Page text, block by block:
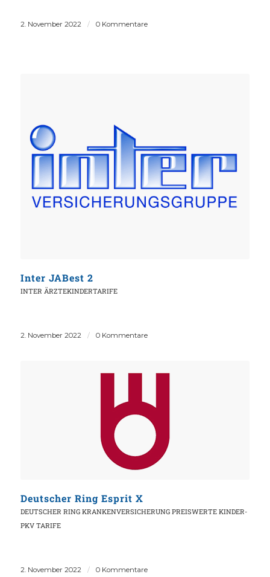
2. November 2022 / 0 Kommentare
Inter JABest 2
INTER ÄRZTEKINDERTARIFE
2. November 2022 / 0 Kommentare
Deutscher Ring Esprit X
DEUTSCHER RING KRANKENVERSICHERUNG PREISWERTE KINDER-
PKV TARIFE
2. November 2022 / 0 Kommentare